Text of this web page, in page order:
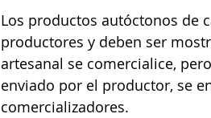
Los productos autóctonos de
productores y deben ser
artesanal se comercialice,
enviado por el productor, se
comercializadores.